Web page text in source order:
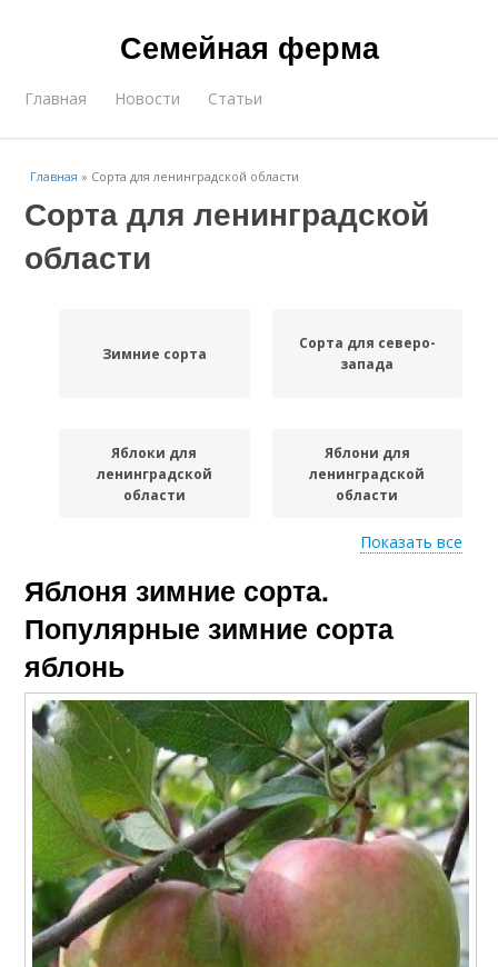
Семейная ферма
Главная Новости Статьи
Главная » Сорта для ленинградской области
Сорта для ленинградской
области
Зимние сорта
Сорта для северо-
запада
Яблоки для
ленинградской
области
Яблони для
ленинградской
области
Осенние сорта
подмосковья
Летние сорта
Показать все
Яблоня зимние сорта.
Популярные зимние сорта
яблонь